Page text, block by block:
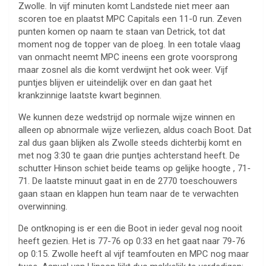
Zwolle. In vijf minuten komt Landstede niet meer aan
scoren toe en plaatst MPC Capitals een 11-0 run. Zeven
punten komen op naam te staan van Detrick, tot dat
moment nog de topper van de ploeg. In een totale vlaag
van onmacht neemt MPC ineens een grote voorsprong
maar zosnel als die komt verdwijnt het ook weer. Vijf
puntjes blijven er uiteindelijk over en dan gaat het
krankzinnige laatste kwart beginnen.
We kunnen deze wedstrijd op normale wijze winnen en
alleen op abnormale wijze verliezen, aldus coach Boot. Dat
zal dus gaan blijken als Zwolle steeds dichterbij komt en
met nog 3:30 te gaan drie puntjes achterstand heeft. De
schutter Hinson schiet beide teams op gelijke hoogte , 71-
71. De laatste minuut gaat in en de 2770 toeschouwers
gaan staan en klappen hun team naar de te verwachten
overwinning.
De ontknoping is er een die Boot in ieder geval nog nooit
heeft gezien. Het is 77-76 op 0:33 en het gaat naar 79-76
op 0:15. Zwolle heeft al vijf teamfouten en MPC nog maar